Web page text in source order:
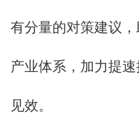
有分量的对策建议
产业体系，加力提
见效。